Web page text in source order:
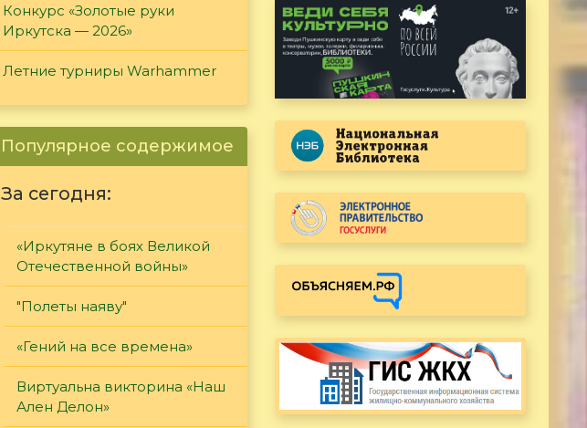
Конкурс «Золотые руки
Иркутска — 2026»
Летние турниры Warhammer
Популярное содержимое
За сегодня:
«Иркутяне в боях Великой
Отечественной войны»
"Полеты наяву"
«Гений на все времена»
Виртуальна викторина «Наш
Ален Делон»